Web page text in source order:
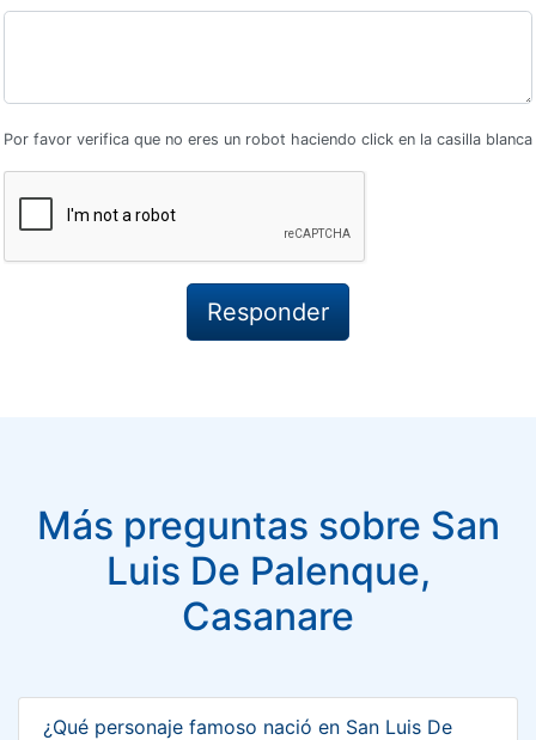
Por favor verifica que no eres un robot haciendo click en la casilla blanca
Más preguntas sobre San
Luis De Palenque,
Casanare
¿Qué personaje famoso nació en San Luis De